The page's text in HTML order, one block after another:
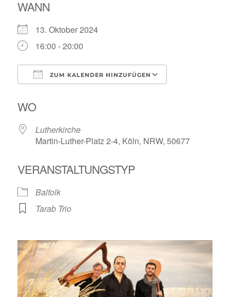
WANN
13. Oktober 2024
16:00 - 20:00
ZUM KALENDER HINZUFÜGEN
WO
Lutherkirche
Martin-Luther-Platz 2-4, Köln, NRW, 50677
VERANSTALTUNGSTYP
Balfolk
Tarab Trio